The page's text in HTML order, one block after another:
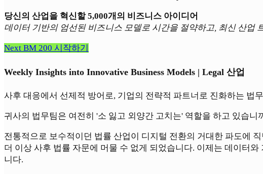
당신의 산업을 혁신할 5,000개의 비즈니스 아이디어
데이터 기반의 엄선된 비즈니스 모델로 시간을 절약하고, 최신 산업
Next BM 200 시작하기
Weekly Insights into Innovative Business Models | Legal 산업
사후 대응에서 선제적 방어로, 기업의 전략적 파트너로 진화하는 법
귀사의 법무팀은 여전히 '소 잃고 외양간 고치는' 역할을 하고 있습
전통적으로 보수적이던 법률 산업이 디지털 전환의 거대한 파도에
더 이상 사후 법률 자문에 머물 수 없게 되었습니다. 이제는 데이터
니다.